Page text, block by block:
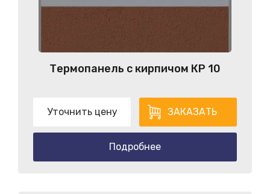
Термопанель с кирпичом КP 10
Уточнить цену ЗАКАЗАТЬ
Подробнее